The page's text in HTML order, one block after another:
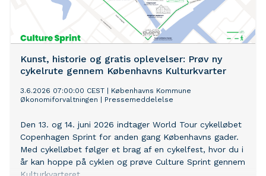
Kunst, historie og gratis oplevelser: Prøv ny
cykelrute gennem Københavns Kulturkvarter
3.6.2026 07:00:00 CEST
Københavns Kommune
Økonomiforvaltningen
Pressemeddelelse
Den 13. og 14. juni 2026 indtager World Tour cykelløbet
Copenhagen Sprint for anden gang Københavns gader.
Med cykelløbet følger et brag af en cykelfest, hvor du i
år kan hoppe på cyklen og prøve Culture Sprint gennem